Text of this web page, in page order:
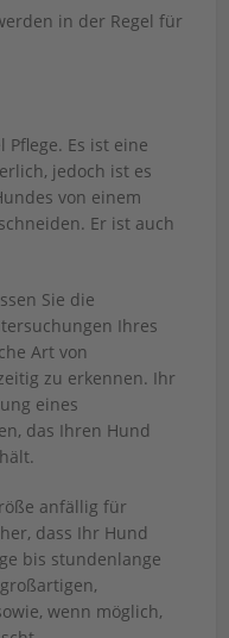
in der Regel für
Es ist eine
jedoch ist es
von einem
Er ist auch
Sie die
Ihres
Art von
zu erkennen. Ihr
eines
das Ihren Hund
anfällig für
dass Ihr Hund
bis stundenlange
wenn möglich,